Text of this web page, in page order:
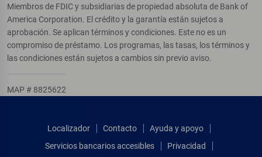
Miembros de FDIC y subsidiarias de propiedad absoluta de Bank of
America Corporation. El crédito y la garantía están sujetos a
aprobación. Se aplican términos y condiciones. Este no es un
compromiso de préstamo. Los programas, las tasas, los términos y
las condiciones están sujetos a cambios sin previo aviso.
MAP # 8825622
Localizador Contacto
Ayuda y apoyo
Servicios bancarios accesibles
Privacidad